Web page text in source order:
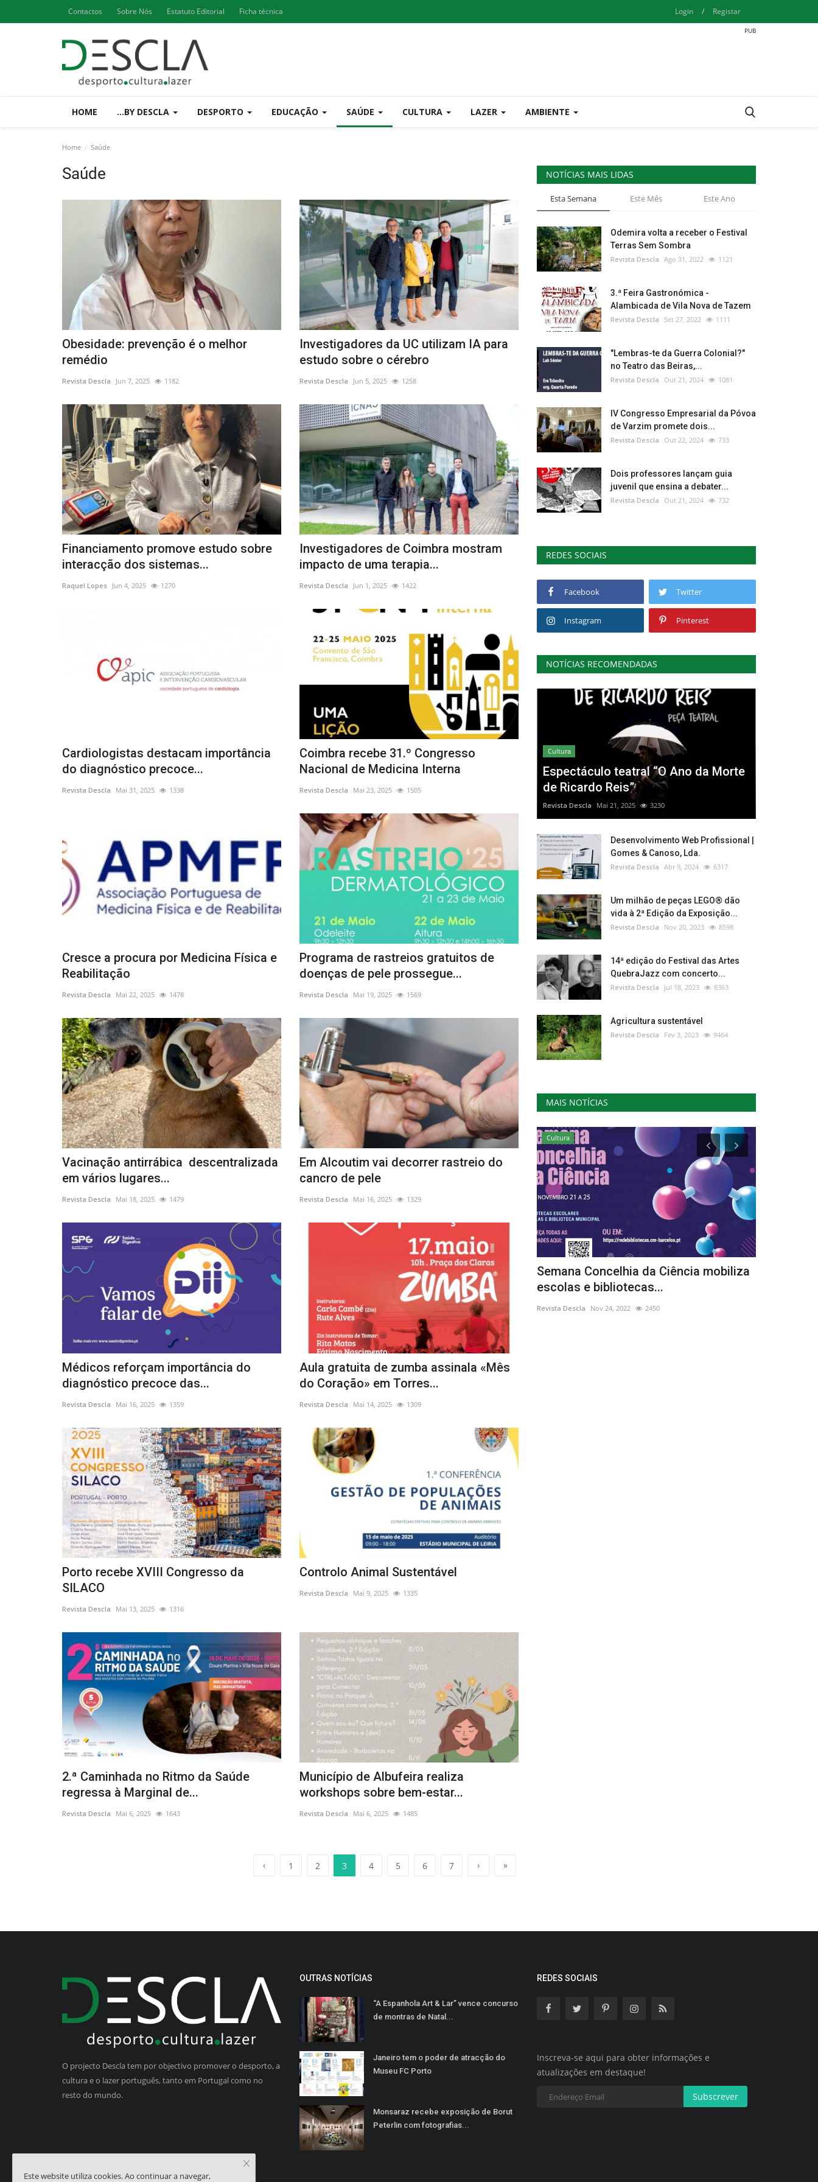
Contactos Sobre Nós Estatuto Editorial Ficha técnica Login / Registar
HOME ...BY DESCLA DESPORTO EDUCAÇÃO SAÚDE CULTURA LAZER AMBIENTE
Home Saúde
Saúde
Obesidade: prevenção é o melhor
remédio
Revista Descla Jun 7, 2025 1182
Investigadores da UC utilizam IA para
estudo sobre o cérebro
Revista Descla Jun 5, 2025 1258
Financiamento promove estudo sobre
interacção dos sistemas...
Raquel Lopes Jun 4, 2025 1270
Investigadores de Coimbra mostram
impacto de uma terapia...
Revista Descla Jun 1, 2025 1422
Cardiologistas destacam importância
do diagnóstico precoce...
Revista Descla Mai 31, 2025 1338
Coimbra recebe 31.º Congresso
Nacional de Medicina Interna
Revista Descla Mai 23, 2025 1505
Cresce a procura por Medicina Física e
Reabilitação
Revista Descla Mai 22, 2025 1478
Programa de rastreios gratuitos de
doenças de pele prossegue...
Revista Descla Mai 19, 2025 1569
Vacinação antirrábica descentralizada
em vários lugares...
Revista Descla Mai 18, 2025 1479
Em Alcoutim vai decorrer rastreio do
cancro de pele
Revista Descla Mai 16, 2025 1329
Médicos reforçam importância do
diagnóstico precoce das...
Revista Descla Mai 16, 2025 1359
Aula gratuita de zumba assinala «Mês
do Coração» em Torres...
Revista Descla Mai 14, 2025 1309
Porto recebe XVIII Congresso da
SILACO
Revista Descla Mai 13, 2025 1316
Controlo Animal Sustentável
Revista Descla Mai 9, 2025 1335
2.ª Caminhada no Ritmo da Saúde
regressa à Marginal de...
Revista Descla Mai 6, 2025 1643
Município de Albufeira realiza
workshops sobre bem-estar...
Revista Descla Mai 6, 2025 1485
‹ 1 2 3 4 5 6 7 › »
NOTÍCIAS MAIS LIDAS
Esta Semana Este Mês Este Ano
Odemira volta a receber o Festival
Terras Sem Sombra
Revista Descla Ago 31, 2022 1121
3.ª Feira Gastronómica -
Alambicada de Vila Nova de Tazem
Revista Descla Set 27, 2022 1111
"Lembras-te da Guerra Colonial?"
no Teatro das Beiras,...
Revista Descla Out 21, 2024 1081
IV Congresso Empresarial da Póvoa
de Varzim promete dois...
Revista Descla Out 22, 2024 733
Dois professores lançam guia
juvenil que ensina a debater...
Revista Descla Out 21, 2024 732
REDES SOCIAIS
Facebook Twitter
Instagram Pinterest
NOTÍCIAS RECOMENDADAS
Cultura
Espectáculo teatral “O Ano da Morte
de Ricardo Reis”
Revista Descla Mai 21, 2025 3230
Desenvolvimento Web Profissional |
Gomes & Canoso, Lda.
Revista Descla Abr 9, 2024 6317
Um milhão de peças LEGO® dão
vida à 2ª Edição da Exposição...
Revista Descla Nov 20, 2023 8598
14ª edição do Festival das Artes
QuebraJazz com concerto...
Revista Descla Jul 18, 2023 8363
Agricultura sustentável
Revista Descla Fev 3, 2023 9464
MAIS NOTÍCIAS
Desporto
Corrida Popular da Costa Nova do
Prado agendada para 1...
Revista Descla Jun 8, 2023 2467
Cultura
A música «A Incrível História de
Gabriela de Jesus» de...
Revista Descla Jun 4, 2023
Cultura
Semana Concelhia da Ciência mobiliza
escolas e bibliotecas...
Revista Descla Nov 24, 2022 2450
O projecto Descla tem por objectivo promover o desporto, a
cultura e o lazer português, tanto em Portugal como no
resto do mundo.
OUTRAS NOTÍCIAS
“A Espanhola Art & Lar” vence concurso
de montras de Natal...
Janeiro tem o poder de atracção do
Museu FC Porto
Monsaraz recebe exposição de Borut
Peterlin com fotografias...
REDES SOCIAIS
Inscreva-se aqui para obter informações e
atualizações em destaque!
Subscrever
Este website utiliza cookies. Ao continuar a navegar,